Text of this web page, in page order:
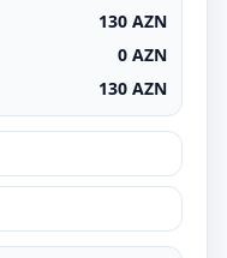
130 AZN
0 AZN
130 AZN